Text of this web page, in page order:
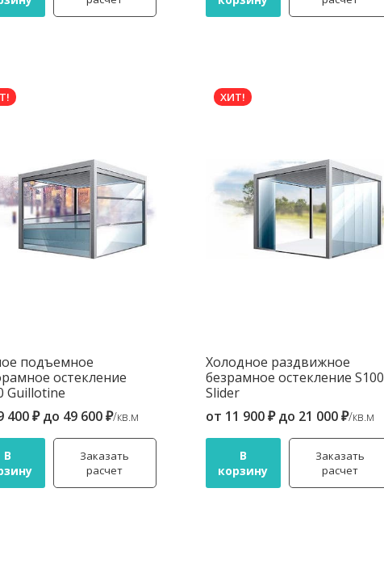
подъемное
остекление
Guillotine
400 ₽до 49 600 ₽/кв.м
В
Заказать
расчет
ХИТ!
Холодное раздвижное
безрамное остекление S100
Slider
от 11 900 ₽до 21 000 ₽/кв.м
В
корзину
Заказать
расчет